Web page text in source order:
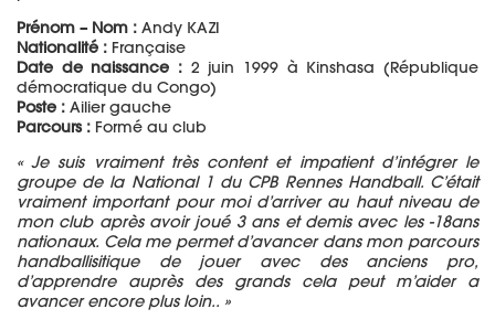
Prénom – Nom : Andy KAZI
Nationalité : Française
Date de naissance : 2 juin 1999 à Kinshasa (République
démocratique du Congo)
Poste : Ailier gauche
Parcours : Formé au club
« Je suis vraiment très content et impatient d’intégrer le
groupe de la National 1 du CPB Rennes Handball. C’était
vraiment important pour moi d’arriver au haut niveau de
mon club après avoir joué 3 ans et demis avec les -18ans
nationaux. Cela me permet d’avancer dans mon parcours
handballisitique de jouer avec des anciens pro,
d’apprendre auprès des grands cela peut m’aider a
avancer encore plus loin.. »